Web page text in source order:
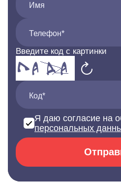
Имя
Телефон*
Введите код с картинки
Код*
Я даю согласие на
персональных